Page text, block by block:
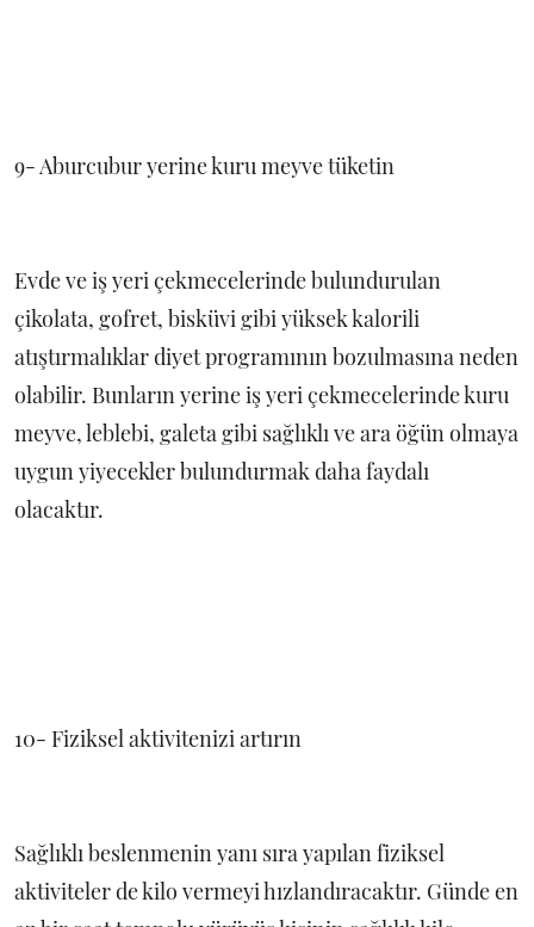
9- Aburcubur yerine kuru meyve tüketin
Evde ve iş yeri çekmecelerinde bulundurulan
çikolata, gofret, bisküvi gibi yüksek kalorili
atıştırmalıklar diyet programının bozulmasına neden
olabilir. Bunların yerine iş yeri çekmecelerinde kuru
meyve, leblebi, galeta gibi sağlıklı ve ara öğün olmaya
uygun yiyecekler bulundurmak daha faydalı
olacaktır.
10- Fiziksel aktivitenizi artırın
Sağlıklı beslenmenin yanı sıra yapılan fiziksel
aktiviteler de kilo vermeyi hızlandıracaktır. Günde en